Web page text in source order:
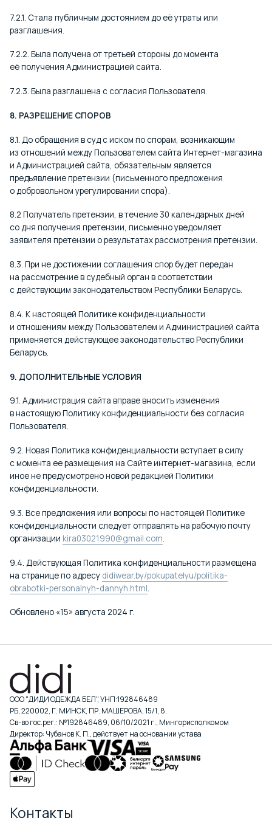
7.2.1. Стала публичным достоянием до её утраты или
разглашения.
7.2.2. Была получена от третьей стороны до момента
её получения Администрацией сайта.
7.2.3. Была разглашена с согласия Пользователя.
8. РАЗРЕШЕНИЕ СПОРОВ
8.1. До обращения в суд с иском по спорам, возникающим
из отношений между Пользователем сайта Интернет-магазина
и Администрацией сайта, обязательным является
предъявление претензии (письменного предложения
о добровольном урегулировании спора).
8.2 Получатель претензии, в течение 30 календарных дней
со дня получения претензии, письменно уведомляет
заявителя претензии о результатах рассмотрения претензии.
8.3. При не достижении соглашения спор будет передан
на рассмотрение в судебный орган в соответствии
с действующим законодательством Республики Беларусь.
8.4. К настоящей Политике конфиденциальности
и отношениям между Пользователем и Администрацией сайта
применяется действующее законодательство Республики
Беларусь.
9. ДОПОЛНИТЕЛЬНЫЕ УСЛОВИЯ
9.1. Администрация сайта вправе вносить изменения
в настоящую Политику конфиденциальности без согласия
Пользователя.
9.2. Новая Политика конфиденциальности вступает в силу
с момента ее размещения на Сайте интернет-магазина, если
иное не предусмотрено новой редакцией Политики
конфиденциальности.
9.3. Все предложения или вопросы по настоящей Политике
конфиденциальности следует отправлять на рабочую почту
организации kira03021990@gmail.com.
9.4. Действующая Политика конфиденциальности размещена
на странице по адресу didiwear.by/pokupatelyu/politika-
obrabotki-personalnyh-dannyh.html
Обновлено «15» августа 2024 г.
ООО "ДИДИ ОДЕЖДА БЕЛ", УНП:192846489
РБ, 220002, Г. МИНСК, ПР. МАШЕРОВА, 15/1, 8.
Св-во гос.рег.: №192846489, 06/10/2021 г., Мингорисполкомом
Директор: Чубанов К. П., действует на основании устава
Контакты